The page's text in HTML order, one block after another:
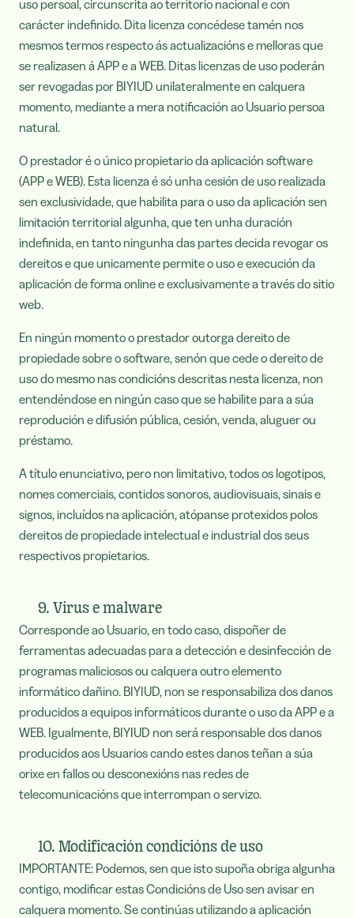
uso persoal, circunscrita ao territorio nacional e con
carácter indefinido. Dita licenza concédese tamén nos
mesmos termos respecto ás actualizacións e melloras que
se realizasen á APP e a WEB. Ditas licenzas de uso poderán
ser revogadas por BIYIUD unilateralmente en calquera
momento, mediante a mera notificación ao Usuario persoa
natural.
O prestador é o único propietario da aplicación software
(APP e WEB). Esta licenza é só unha cesión de uso realizada
sen exclusividade, que habilita para o uso da aplicación sen
limitación territorial algunha, que ten unha duración
indefinida, en tanto ningunha das partes decida revogar os
dereitos e que unicamente permite o uso e execución da
aplicación de forma online e exclusivamente a través do sitio
web.
En ningún momento o prestador outorga dereito de
propiedade sobre o software, senón que cede o dereito de
uso do mesmo nas condicións descritas nesta licenza, non
entendéndose en ningún caso que se habilite para a súa
reprodución e difusión pública, cesión, venda, aluguer ou
préstamo.
A título enunciativo, pero non limitativo, todos os logotipos,
nomes comerciais, contidos sonoros, audiovisuais, sinais e
signos, incluídos na aplicación, atópanse protexidos polos
dereitos de propiedade intelectual e industrial dos seus
respectivos propietarios.
9. Virus e malware
Corresponde ao Usuario, en todo caso, dispoñer de
ferramentas adecuadas para a detección e desinfección de
programas maliciosos ou calquera outro elemento
informático dañino. BIYIUD, non se responsabiliza dos danos
producidos a equipos informáticos durante o uso da APP e a
WEB. Igualmente, BIYIUD non será responsable dos danos
producidos aos Usuarios cando estes danos teñan a súa
orixe en fallos ou desconexións nas redes de
telecomunicacións que interrompan o servizo.
10. Modificación condicións de uso
IMPORTANTE: Podemos, sen que isto supoña obriga algunha
contigo, modificar estas Condicións de Uso sen avisar en
calquera momento. Se continúas utilizando a aplicación